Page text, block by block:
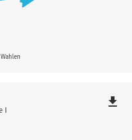
I
file_download